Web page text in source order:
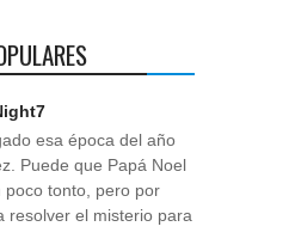
esa época del año
Puede que Papá Noel
poco tonto, pero por
resolver el misterio para